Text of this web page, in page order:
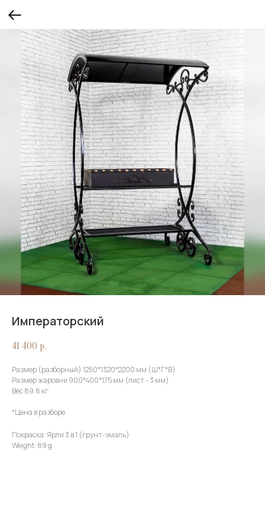
Императорский
41 400 р.
Размер (разборный) 1250*1320*2200 мм (Ш*Г*В)
Размер жаровни 900*400*175 мм (лист - 3 мм)
Вес 89.8 кг
*Цена в разборе
Покраска: Ярли 3 в 1 (грунт-эмаль)
Weight: 89 g